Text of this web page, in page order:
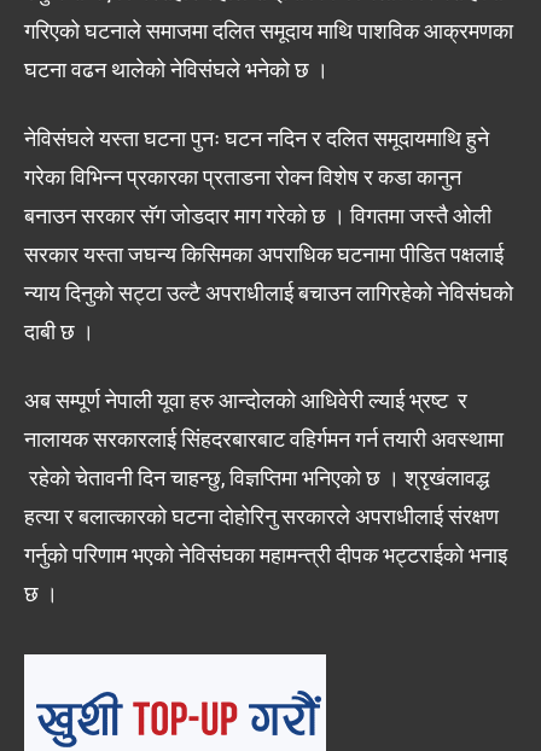
गरिएको घटनाले समाजमा दलित समूदाय माथि पाशविक आक्रमणका
घटना वढन थालेको नेविसंघले भनेको छ ।
नेविसंघले यस्ता घटना पुनः घटन नदिन र दलित समूदायमाथि हुने
गरेका विभिन्न प्रकारका प्रताडना रोक्न विशेष र कडा कानुन
बनाउन सरकार सॅग जोडदार माग गरेको छ । विगतमा जस्तै ओली
सरकार यस्ता जघन्य किसिमका अपराधिक घटनामा पीडित पक्षलाई
न्याय दिनुको सट्टा उल्टै अपराधीलाई बचाउन लागिरहेको नेविसंघको
दाबी छ ।
अब सम्पूर्ण नेपाली यूवा हरु आन्दोलको आधिवेरी ल्याई भ्रष्ट र
नालायक सरकारलाई सिंहदरबारबाट वहिर्गमन गर्न तयारी अवस्थामा
रहेको चेतावनी दिन चाहन्छु, विज्ञप्तिमा भनिएको छ । श्रृखंलावद्ध
हत्या र बलात्कारको घटना दोहोरिनु सरकारले अपराधीलाई संरक्षण
गर्नुको परिणाम भएको नेविसंघका महामन्त्री दीपक भट्टराईको भनाइ
छ ।